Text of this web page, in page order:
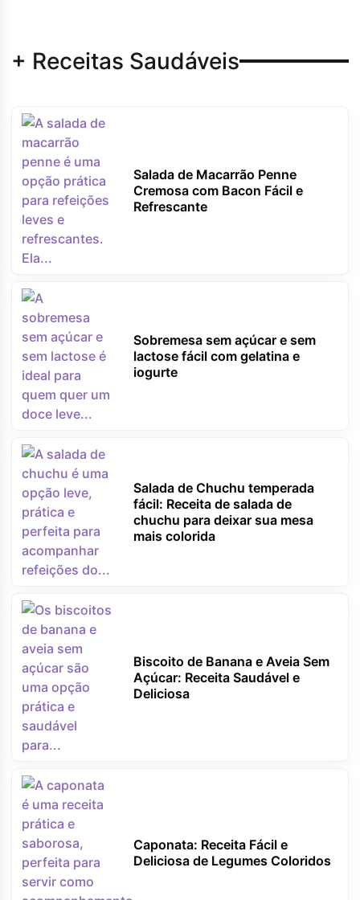
+ Receitas Saudáveis
Salada de Macarrão Penne
Cremosa com Bacon Fácil e
Refrescante
Sobremesa sem açúcar e sem
lactose fácil com gelatina e
iogurte
Salada de Chuchu temperada
fácil: Receita de salada de
chuchu para deixar sua mesa
mais colorida
Biscoito de Banana e Aveia Sem
Açúcar: Receita Saudável e
Deliciosa
Caponata: Receita Fácil e
Deliciosa de Legumes Coloridos